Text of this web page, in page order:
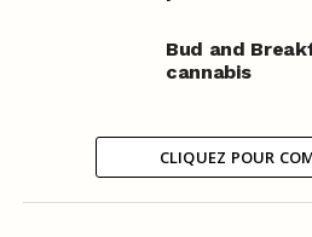
Bud and
cannabis
CLIQUEZ POUR